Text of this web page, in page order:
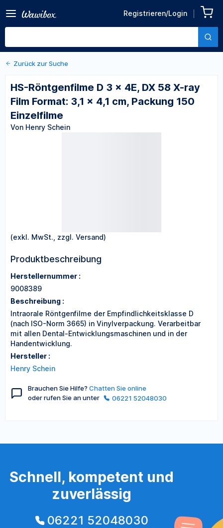
Registrieren/Login
DX 58 X-ray Film Format: 3,1
x 4,1 cm, Packung 150
Von Henry Schein
Zurück zu den Produktdetails
Zurück zur Suche
HS-Röntgenfilme D 3 x 4E, DX 58 X-ray
Film Format: 3,1 x 4,1 cm, Packung 150
Einzelfilme
Von Henry Schein
(exkl. MwSt., zzgl. Versand)
Produktbeschreibung
Herstellernummer :
9008389
Beschreibung :
Intraorale Röntgenfilme der Empfindlichkeitsklasse D
(nach ISO-Norm 3665) in Vinylverpackung. Verarbeitbar
mit allen Dental-Entwicklungsmaschinen und in der
Handentwicklung.
Hersteller :
Henry Schein
Brauchen Sie Hilfe? Chatten Sie online
oder rufen Sie an unter
06221 52048030
Schnell, kompetent und
zuverlässig
06221 52048030